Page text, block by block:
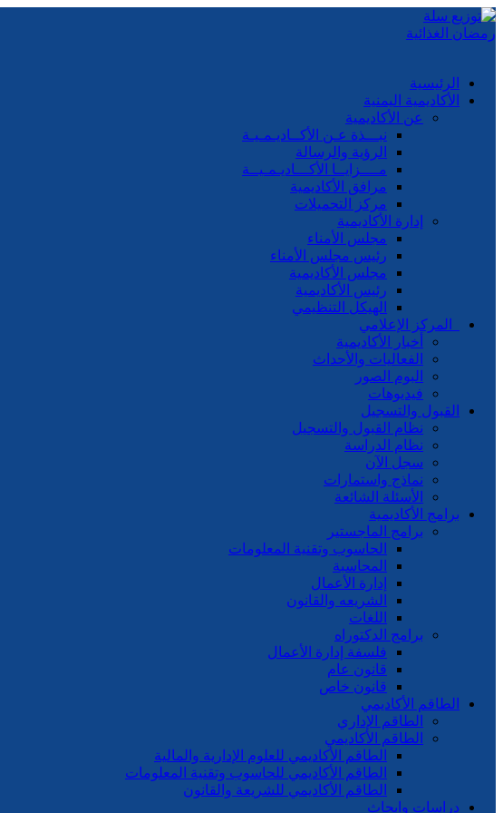
الرئيسية
الأكاديمية اليمنية
عن الأكاديمية
نبـــذة عـن الأكــاديـمـيـة
الرؤية والرسالة
مــــزايــا الأكـــاديـمـيــة
مرافق الأكاديمية
مركز التحميلات
إدارة الأكاديمية
مجلس الأمناء
رئيس مجلس الأمناء
مجلس الأكاديمية
رئيس الأكاديمية
الهيكل التنظيمي
المركز الإعلامي
أخبار الأكاديمية
الفعاليات والأحداث
البوم الصور
فيديوهات
القبول والتسجيل
نظام القبول والتسجيل
نظام الدراسة
سجل الآن
نماذج واستمارات
الأسئلة الشائعة
برامج الأكاديمية
برامج الماجستير
الحاسوب وتقنية المعلومات
المحاسبة
إدارة الأعمال
الشريعه والقانون
اللغات
برامج الدكتوراه
فلسفة إدارة الأعمال
قانون عام
قانون خاص
الطاقم الأكاديمي
الطاقم الإداري
الطاقم الأكاديمي
الطاقم الأكاديمي للعلوم الإدارية والمالية
الطاقم الأكاديمي للحاسوب وتقنية المعلومات
الطاقم الأكاديمي للشريعة والقانون
دراسات وابحاث